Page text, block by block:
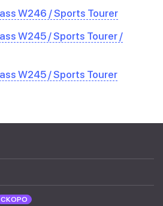
W246 / Sports Tourer
W245 / Sports Tourer /
W245 / Sports Tourer
СКОРО